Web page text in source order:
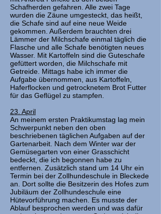
Schafherden gefahren. Alle zwei Tage
wurden die Zäune umgesteckt, das heißt,
die Schafe sind auf eine neue Weide
gekommen. Außerdem brauchten drei
Lämmer der Milchschafe einmal täglich die
Flasche und alle Schafe benötigten neues
Wasser. Mit Kartoffeln sind die Guteschafe
gefüttert worden, die Milchschafe mit
Getreide. Mittags habe ich immer die
Aufgabe übernommen, aus Kartoffeln,
Haferflocken und getrocknetem Brot Futter
für das Geflügel zu stampfen.
23. April
An meinem ersten Praktikumstag lag mein
Schwerpunkt neben den oben
beschriebenen täglichen Aufgaben auf der
Gartenarbeit. Nach dem Winter war der
Gemüsegarten von einer Grasschicht
bedeckt, die ich begonnen habe zu
entfernen. Zusätzlich stand um 14 Uhr ein
Termin bei der Zollhundeschule in Bleckede
an. Dort sollte die Besitzerin des Hofes zum
Jubiläum der Zollhundeschule eine
Hütevorführung machen. Es musste der
Ablauf besprochen werden und was dafür